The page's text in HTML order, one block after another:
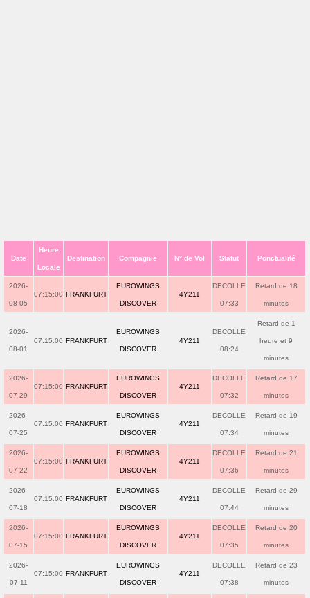
Date
Heure
Locale
Destination Compagnie N° de Vol Statut Ponctualité
2026-
08-05
07:15:00 FRANKFURT
EUROWINGS
DISCOVER
4Y211
DECOLLE
07:33
Retard de 18
minutes
2026-
08-01
07:15:00 FRANKFURT
EUROWINGS
DISCOVER
4Y211
DECOLLE
08:24
Retard de 1
heure et 9
minutes
2026-
07-29
07:15:00 FRANKFURT
EUROWINGS
DISCOVER
4Y211
DECOLLE
07:32
Retard de 17
minutes
2026-
07-25
07:15:00 FRANKFURT
EUROWINGS
DISCOVER
4Y211
DECOLLE
07:34
Retard de 19
minutes
2026-
07-22
07:15:00 FRANKFURT
EUROWINGS
DISCOVER
4Y211
DECOLLE
07:36
Retard de 21
minutes
2026-
07-18
07:15:00 FRANKFURT
EUROWINGS
DISCOVER
4Y211
DECOLLE
07:44
Retard de 29
minutes
2026-
07-15
07:15:00 FRANKFURT
EUROWINGS
DISCOVER
4Y211
DECOLLE
07:35
Retard de 20
minutes
2026-
07-11
07:15:00 FRANKFURT
EUROWINGS
DISCOVER
4Y211
DECOLLE
07:38
Retard de 23
minutes